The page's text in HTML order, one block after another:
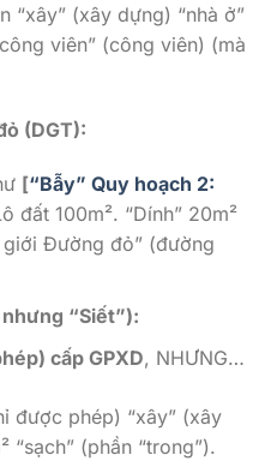
“xây” (xây dựng) “nhà ở”
viên” (công viên) (mà
(DGT):
[“Bẫy” Quy hoạch 2:
đất 100m². “Dính” 20m²
giới Đường đỏ” (đường
“Siết”):
cấp GPXD, NHƯNG…
được phép) “xây” (xây
“sạch” (phần “trong”).